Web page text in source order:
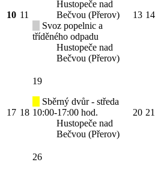
10 11
Hustopeče nad
Bečvou (Přerov)
Svoz popelnic a
tříděného odpadu
Hustopeče nad
Bečvou (Přerov)
13 14
17 18
19
Sběrný dvůr - středa
10:00-17:00 hod.
Hustopeče nad
Bečvou (Přerov)
20 21
26